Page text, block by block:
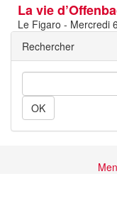
La vie
Le Figaro -
Rechercher